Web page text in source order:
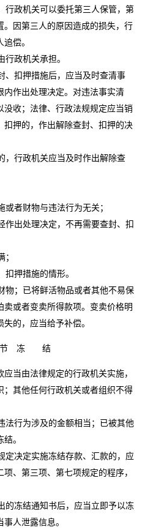
政机关可以委托第三人保管，第
。因第三人的原因造成的损失，行
偿。
政机关承担。
扣押措施后，应当及时查清事
内作出处理决定。对违法事实清
收；法律、行政法规规定应当销
扣押的，作出解除查封、扣押的决
行政机关应当及时作出解除查
者财物与违法行为无关；
出处理决定，不再需要查封、扣
押措施的情形。
；已将鲜活物品或者其他不易保
或者变卖所得款项。变卖价格明
的，应当给予补偿。
冻 结
由法律规定的行政机关实施，
其他任何行政机关或者组织不得
行为涉及的金额相当；已被其他
。
决定实施冻结存款、汇款的，应
、第三项、第七项规定的程序，
冻结通知书后，应当立即予以冻
人泄露信息。